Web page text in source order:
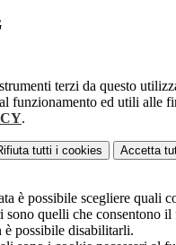
terzi da questo
funzionamento ed utili alle
.
tutti i cookies Accetta
è possibile scegliere quali
sono quelli che consentono
è possibile disabilitarli.